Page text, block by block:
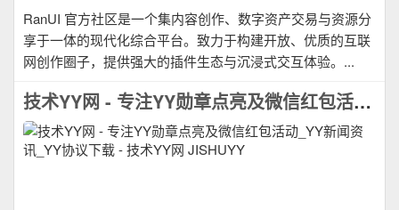
RanUI 官方社区是一个集内容创作、数字资产交易与资源分
享于一体的现代化综合平台。致力于构建开放、优质的互联
网创作圈子，提供强大的插件生态与沉浸式交互体验。...
技术YY网 - 专注YY勋章点亮及微信红包活动_YY新闻资讯_YY协议下载 - 技术YY网 JISHUYY